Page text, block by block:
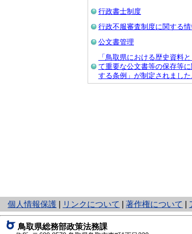
行政書士制度
行政不服審査制度に関する情
公文書管理
「鳥取県における歴史資料と
て重要な公文書等の保存等に
する条例」が制定されました
個人情報保護
と
り
ネ
リンクについて 著作権について
鳥取県総務部政策法務課